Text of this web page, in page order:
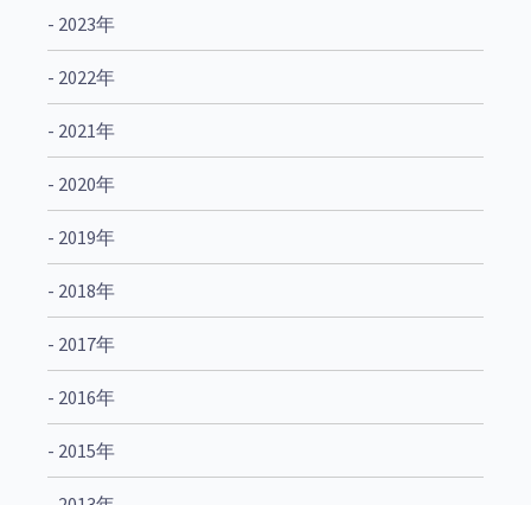
- 2023年
- 2022年
- 2021年
- 2020年
- 2019年
- 2018年
- 2017年
- 2016年
- 2015年